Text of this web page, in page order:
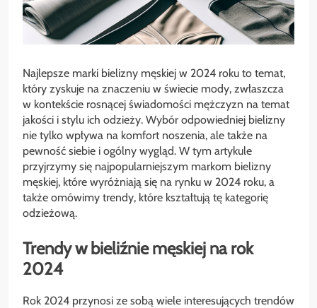
Najlepsze marki bielizny męskiej w 2024 roku to temat,
który zyskuje na znaczeniu w świecie mody, zwłaszcza
w kontekście rosnącej świadomości mężczyzn na temat
jakości i stylu ich odzieży. Wybór odpowiedniej bielizny
nie tylko wpływa na komfort noszenia, ale także na
pewność siebie i ogólny wygląd. W tym artykule
przyjrzymy się najpopularniejszym markom bielizny
męskiej, które wyróżniają się na rynku w 2024 roku, a
także omówimy trendy, które kształtują tę kategorię
odzieżową.
Trendy w bieliźnie męskiej na rok
2024
Rok 2024 przynosi ze sobą wiele interesujących trendów